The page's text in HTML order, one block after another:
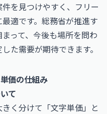
を見つけやすく、フリー
適です。 総務省が推進す
って、今後も場所を問わ
た需要が期待できます。
価の仕組み
て
く分けて「文字単価」と